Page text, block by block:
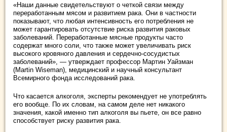
«Наши данные свидетельствуют о четкой связи между
переработанным мясом и развитием рака. Они в частности
показывают, что любая интенсивность его потребления не
может гарантировать отсутствие риска развития раковых
заболеваний. Переработанные мясные продукты часто
содержат много соли, что также может увеличивать риск
высокого кровяного давления и сердечно-сосудистых
заболеваний», — утверждает профессор Мартин Уайзман
(Martin Wiseman), медицинский и научный консультант
Всемирного фонда исследований рака.
Что касается алкоголя, эксперты рекомендует не употреблять
его вообще. По их словам, на самом деле нет никакого
значения, какой именно тип алкоголя вы пьете, он все равно
способствует риску развития рака.